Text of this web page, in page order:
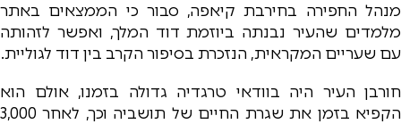
מנהל החפירה בחירבת קיאפה, סבור כי הממצאים באתר
מלמדים שהעיר נבנתה ביוזמת דוד המלך, ואפשר לזהותה
עם שעריים המקראית, הנזכרת בסיפור הקרב בין דוד לגוליית.
חורבן העיר היה בוודאי טרגדיה גדולה בזמנו, אולם הוא
הקפיא בזמן את שגרת החיים של תושביה וכך, לאחר 3,000